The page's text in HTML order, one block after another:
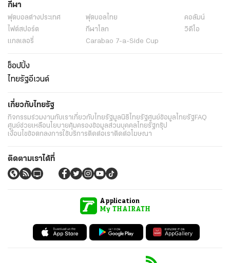
กีฬา
ฟุตบอลต่่างประเทศ ฟุตบอลไทย
คอลัมน์
ไฟต์สปอร์ต
กีฬาโลก
วิดีโอ
แกลเลอรี่
Carabao 7-a-Side Cup
ช็อปปิ้ง
ไทยรัฐอีเวนต์
เกี่ยวกับไทยรัฐ
กิจกรรมร่วมงานกับเราเกี่ยวกับไทยรัฐมูลนิธิไทยรัฐศูนย์ข้อมูลไทยรัฐFAQ
ศูนย์ช่วยเหลือนโยบายคุ้มครองข้อมูลส่วนบุคคลไทยรัฐกรุ๊ป
เงื่อนไขข้อตกลงการใช้บริการติดต่อเราติดต่อโฆษณา
ติดตามเราได้ที่
Application
My THAIRATH